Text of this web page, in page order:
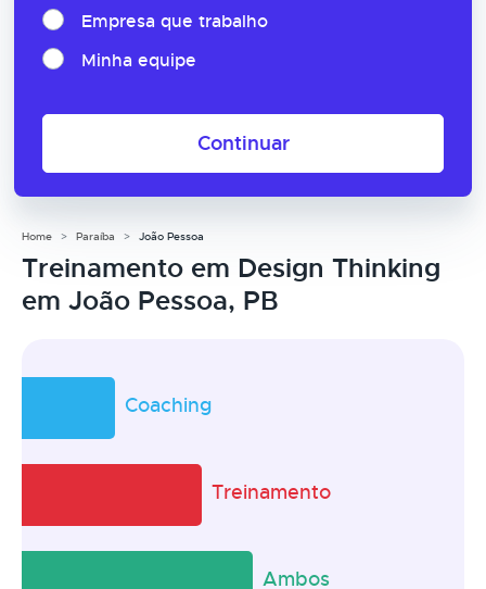
Empresa que trabalho
Minha equipe
Continuar
Home Paraíba João Pessoa
Treinamento em Design Thinking
em João Pessoa, PB